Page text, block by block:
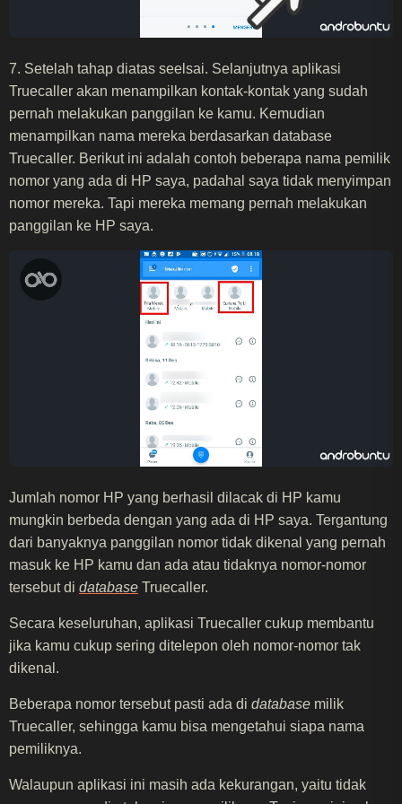
7. Setelah tahap diatas seelsai. Selanjutnya aplikasi
Truecaller akan menampilkan kontak-kontak yang sudah
pernah melakukan panggilan ke kamu. Kemudian
menampilkan nama mereka berdasarkan database
Truecaller. Berikut ini adalah contoh beberapa nama pemilik
nomor yang ada di HP saya, padahal saya tidak menyimpan
nomor mereka. Tapi mereka memang pernah melakukan
panggilan ke HP saya.
Jumlah nomor HP yang berhasil dilacak di HP kamu
mungkin berbeda dengan yang ada di HP saya. Tergantung
dari banyaknya panggilan nomor tidak dikenal yang pernah
masuk ke HP kamu dan ada atau tidaknya nomor-nomor
tersebut di database Truecaller.
Secara keseluruhan, aplikasi Truecaller cukup membantu
jika kamu cukup sering ditelepon oleh nomor-nomor tak
dikenal.
Beberapa nomor tersebut pasti ada di database milik
Truecaller, sehingga kamu bisa mengetahui siapa nama
pemiliknya.
Walaupun aplikasi ini masih ada kekurangan, yaitu tidak